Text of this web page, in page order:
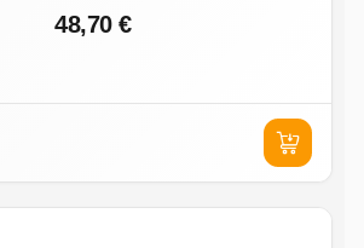
48,70 €